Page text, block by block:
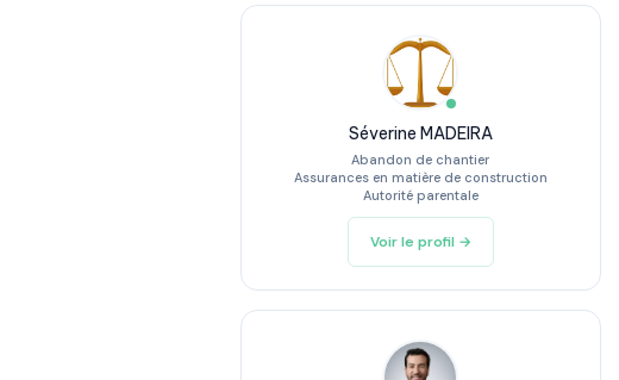
Séverine MADEIRA
Abandon de chantier
Assurances en matière de construction
Autorité parentale
Voir le profil →